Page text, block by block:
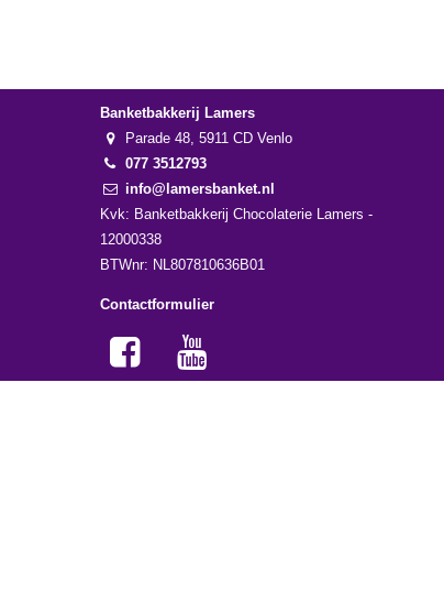
Banketbakkerij Lamers
Parade 48, 5911 CD Venlo
077 3512793
info@lamersbanket.nl
Kvk: Banketbakkerij Chocolaterie Lamers -
12000338
BTWnr: NL807810636B01
Contactformulier